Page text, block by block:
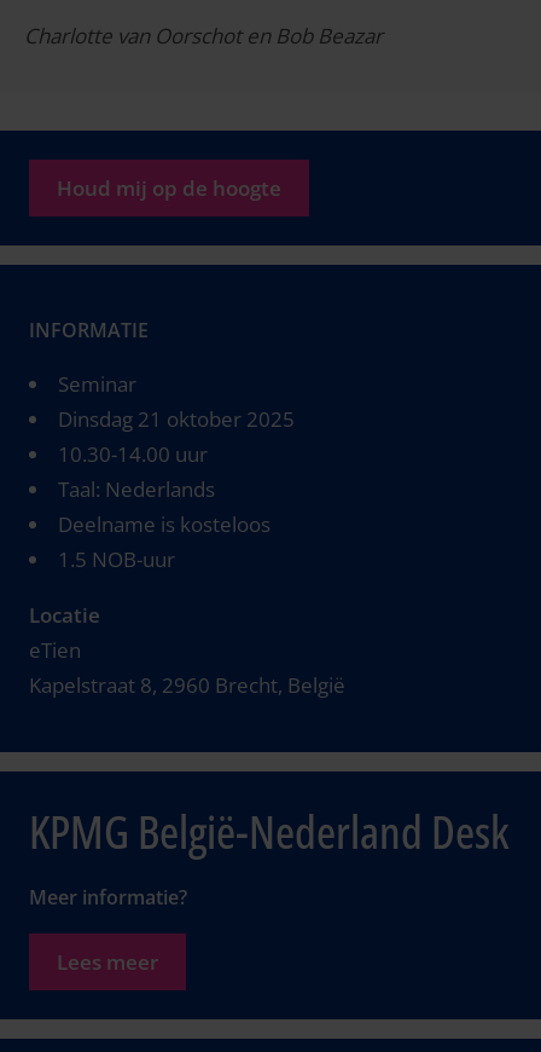
Charlotte van Oorschot en Bob Beazar
Houd mij op de hoogte
INFORMATIE
Seminar
Dinsdag 21 oktober 2025
10.30-14.00 uur
Taal: Nederlands
Deelname is kosteloos
1.5 NOB-uur
Locatie
eTien
Kapelstraat 8, 2960 Brecht, België
KPMG België-Nederland Desk
Meer informatie?
Lees meer